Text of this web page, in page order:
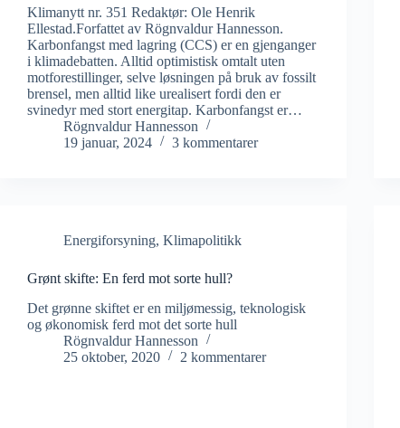
Klimanytt nr. 351 Redaktør: Ole Henrik
Ellestad.Forfattet av Rögnvaldur Hannesson.
Karbonfangst med lagring (CCS) er en gjenganger
i klimadebatten. Alltid optimistisk omtalt uten
motforestillinger, selve løsningen på bruk av fossilt
brensel, men alltid like urealisert fordi den er
svinedyr med stort energitap. Karbonfangst er…
Rögnvaldur Hannesson
19 januar, 2024
3 kommentarer
Energiforsyning, Klimapolitikk
Grønt skifte: En ferd mot sorte hull?
Det grønne skiftet er en miljømessig, teknologisk
og økonomisk ferd mot det sorte hull
Rögnvaldur Hannesson
25 oktober, 2020
2 kommentarer